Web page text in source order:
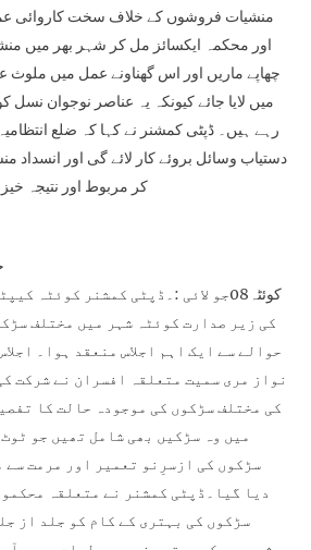
منشیات فروشوں کے خلاف سخت کاروائی
اور محکمہ ایکسائز مل کر شہر بھر میں
چھاپے ماریں اور اس گھناونے عمل میں
میں لایا جائے کیونکہ یہ عناصر نوجوان نسل
رہے ہیں۔ ڈپٹی کمشنر نے کہا کہ ضلع
دستیاب وسائل بروئے کار لائے گی اور انسداد
کر مربوط اور نتیجہ خیز
کوئٹہ08جو لائی :۔ڈپٹی کمشنر کوئٹہ
کی زیر صدارت کوئٹہ شہر میں مختلف
حوالے سے ایک اہم اجلاس منعقد ہوا۔
نواز مری سمیت متعلقہ افسران نے شرکت
کی مختلف سڑکوں کی موجودہ حالت کا
میں وہ سڑکیں بھی شامل تھیں جو
سڑکوں کی ازسرِنو تعمیر اور مرمت سے
دیا گیا۔ڈپٹی کمشنر نے متعلقہ
سڑکوں کی بہتری کے کام کو جلد از